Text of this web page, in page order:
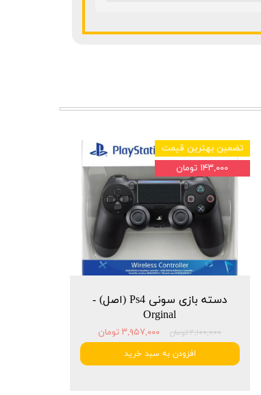
دسته بازی سونی Ps4 (اصل) -
Orginal
۴,۱۰۰,۰۰۰ تومان ۳,۹۵۷,۰۰۰ تومان
افزودن به سبد خرید
تضمین بهترین قیمت
۱۴۳,۰۰۰ تومان